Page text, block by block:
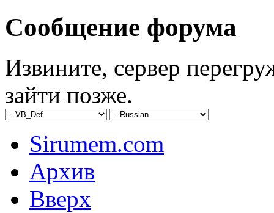
Сообщение форума
Извините, сервер
зайти позже.
Sirumem.com
Архив
Вверх